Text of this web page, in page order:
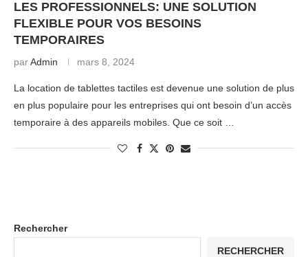
LES PROFESSIONNELS: UNE SOLUTION
FLEXIBLE POUR VOS BESOINS
TEMPORAIRES
parAdmin mars 8, 2024
La location de tablettes tactiles est devenue une solution de plus
en plus populaire pour les entreprises qui ont besoin d’un accès
temporaire à des appareils mobiles. Que ce soit …
Rechercher
RECHERCHER